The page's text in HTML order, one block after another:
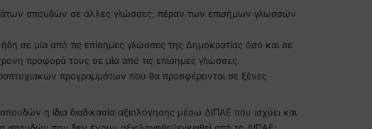
σπουδών σε άλλες γλώσσες, πέραν των επισήμων γλωσσών
σε μία από τις επίσημες γλώσσες της Δημοκρατίας όσο και σε
προφορά τους σε μία από τις επίσημες γλώσσες.
προγραμμάτων που θα προσφέρονται σε ξένες
η ίδια διαδικασία αξιολόγησης μέσω ΔΙΠΑΕ που ισχύει και